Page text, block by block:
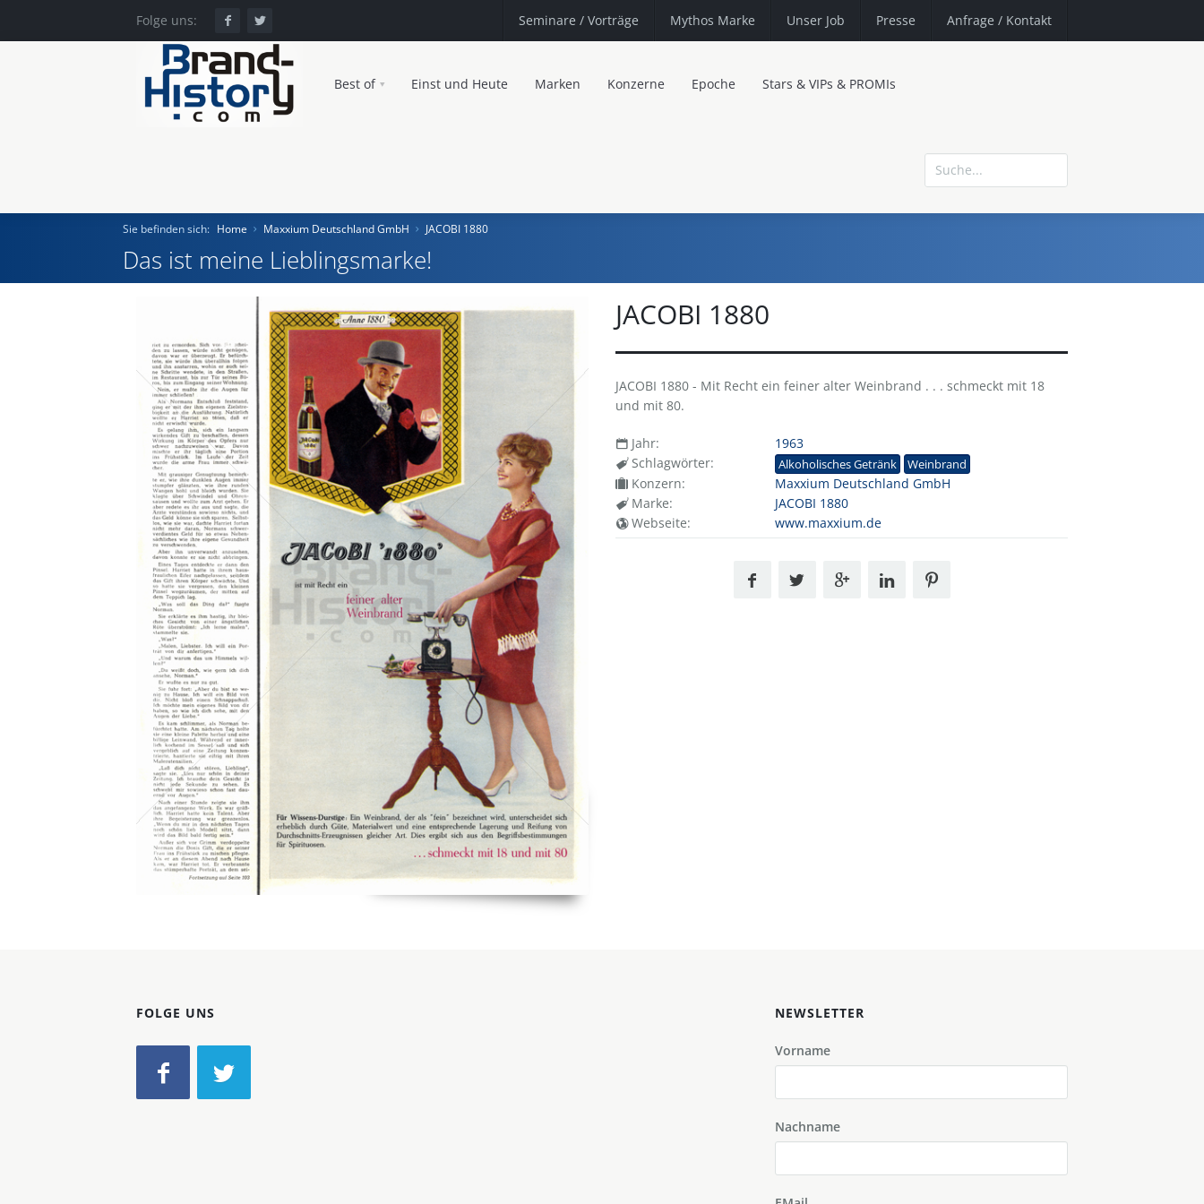
Folge uns: Seminare / Vorträge Mythos Marke Unser Job Presse Anfrage / Kontakt
Best of Einst und Heute Marken Konzerne Epoche Stars & VIPs & PROMIs
Einst und Heute
Marken
Konzerne
Epoche
Sie befinden sich: Home Maxxium Deutschland GmbH JACOBI 1880
Das ist meine Lieblingsmarke!
JACOBI 1880
JACOBI 1880 - Mit Recht ein feiner alter Weinbrand . . . schmeckt mit 18
und mit 80.
Jahr:
1963
Schlagwörter:
Alkoholisches Getränk Weinbrand
Konzern:
Maxxium Deutschland GmbH
Marke:
JACOBI 1880
Webseite:
www.maxxium.de
FOLGE UNS NEWSLETTER
Vorname
Nachname